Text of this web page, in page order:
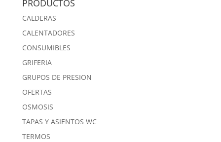
PRODUCTOS
CALDERAS
CALENTADORES
CONSUMIBLES
GRIFERIA
GRUPOS DE PRESION
OFERTAS
OSMOSIS
TAPAS Y ASIENTOS WC
TERMOS